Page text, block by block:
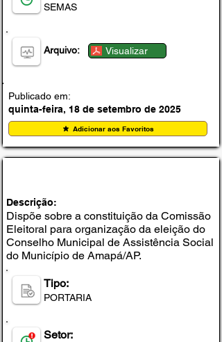
SEMAS
Arquivo: Visualizar
Publicado em:
quinta-feira, 18 de setembro de 2025
Adicionar aos Favoritos
Descrição:
Dispõe sobre a constituição da Comissão
Eleitoral para organização da eleição do
Conselho Municipal de Assistência Social
do Município de Amapá/AP.
Tipo:
PORTARIA
Setor: